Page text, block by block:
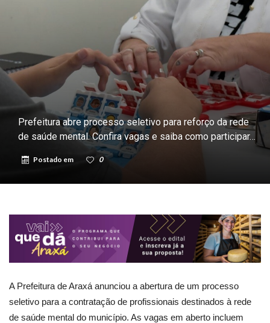
Prefeitura abre processo seletivo para reforço da rede
de saúde mental. Confira vagas e saiba como participar…
Postado em 0
A Prefeitura de Araxá anunciou a abertura de um processo
seletivo para a contratação de profissionais destinados à rede
de saúde mental do município. As vagas em aberto incluem